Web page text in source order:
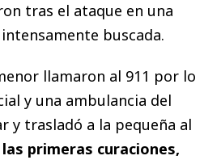
tras el ataque en una
buscada.
llamaron al 911 por lo
y una ambulancia del
y trasladó a la pequeña al
las primeras curaciones,